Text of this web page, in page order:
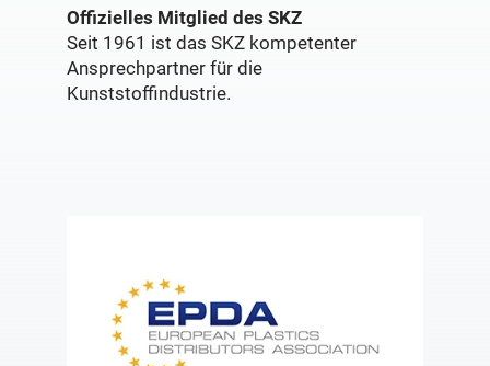
Offizielles Mitglied des SKZ
Seit 1961 ist das SKZ kompetenter
Ansprechpartner für die
Kunststoffindustrie.